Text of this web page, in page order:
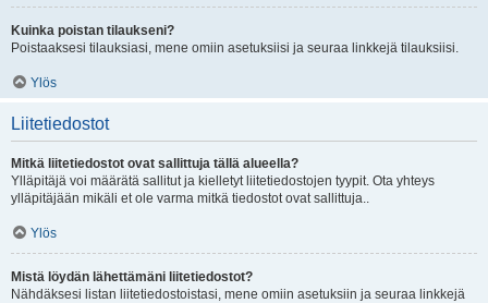
Kuinka poistan tilaukseni?
Poistaaksesi tilauksiasi, mene omiin asetuksiisi ja seuraa linkkejä tilauksiisi.
Ylös
Liitetiedostot
Mitkä liitetiedostot ovat sallittuja tällä alueella?
Ylläpitäjä voi määrätä sallitut ja kielletyt liitetiedostojen tyypit. Ota yhteys
ylläpitäjään mikäli et ole varma mitkä tiedostot ovat sallittuja..
Ylös
Mistä löydän lähettämäni liitetiedostot?
Nähdäksesi listan liitetiedostoistasi, mene omiin asetuksiin ja seuraa linkkejä